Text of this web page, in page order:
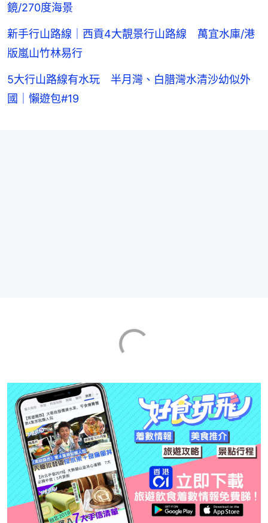
鏡/270度海景
新手行山路線｜西貢4大靚景行山路線 萬宜水庫/港
版嵐山竹林易行
5大行山路線有水玩 半月灣、白腊灣水清沙幼似外
國｜懶遊包#19